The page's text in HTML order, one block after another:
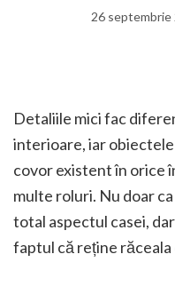
26 septembrie
Detaliile mici fac
interioare, iar
covor existent în orice
multe roluri. Nu doar
total aspectul casei,
faptul că reține răceala